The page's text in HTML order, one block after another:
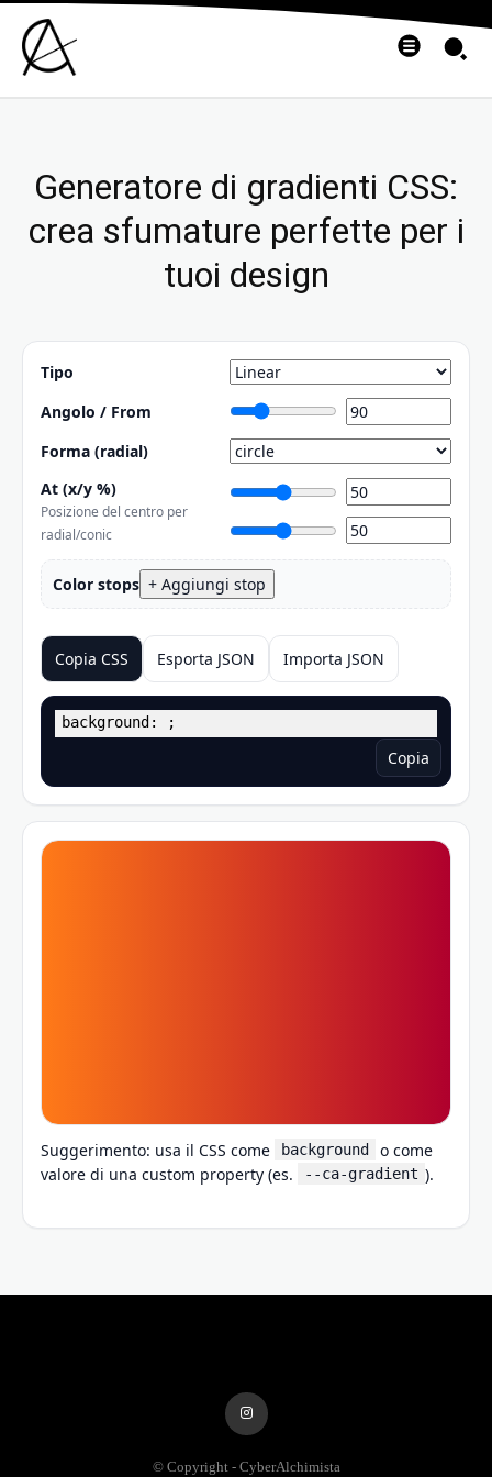
Generatore di gradienti CSS:
crea sfumature perfette per i
tuoi design
Tipo
Angolo / From
Forma (radial)
At (x/y %)
Posizione del centro per
radial/conic
Color stops + Aggiungi stop
Copia CSS Esporta JSON Importa JSON
background: ;
Copia
Suggerimento: usa il CSS come background
o come
valore di una custom property (es.
--ca-gradient ).
© Copyright - CyberAlchimista